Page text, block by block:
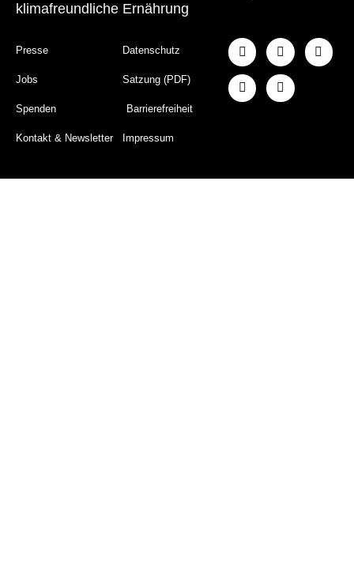
klimafreundliche Ernährung
Presse
Jobs
Spenden
Kontakt & Newsletter
Datenschutz
Satzung (PDF)
Barrierefreiheit
Impressum